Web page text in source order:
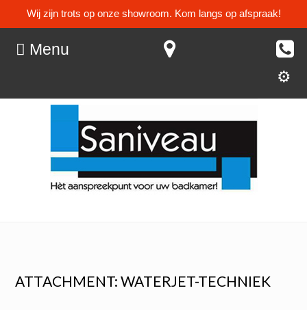
Wij zijn trots op onze showroom. Kom langs op afspraak!
Menu
ATTACHMENT: WATERJET-TECHNIEK